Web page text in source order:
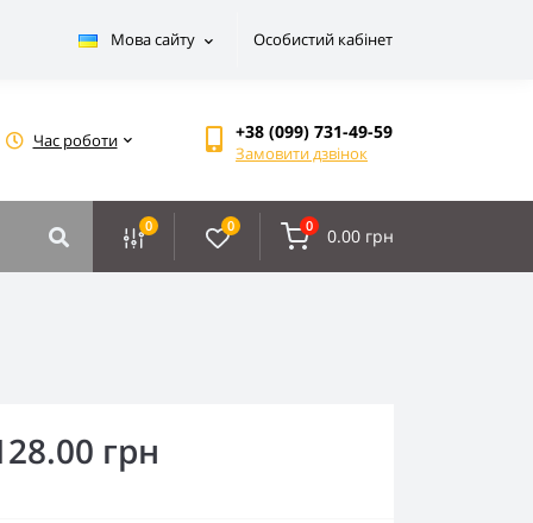
Мова сайту Особистий кабінет
Час роботи +38 (099) 731-49-59
Замовити дзвінок
0 0 0 0.00 грн
грн